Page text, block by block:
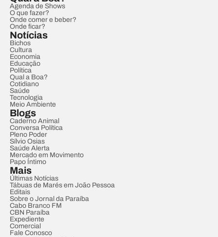
Agenda de Shows
O que fazer?
Onde comer e beber?
Onde ficar?
Notícias
Bichos
Cultura
Economia
Educação
Política
Qual a Boa?
Cotidiano
Saúde
Tecnologia
Meio Ambiente
Blogs
Caderno Animal
Conversa Política
Pleno Poder
Sílvio Osias
Saúde Alerta
Mercado em Movimento
Papo Íntimo
Mais
Últimas Notícias
Tábuas de Marés em João Pessoa
Editais
Sobre o Jornal da Paraíba
Cabo Branco FM
CBN Paraíba
Expediente
Comercial
Fale Conosco